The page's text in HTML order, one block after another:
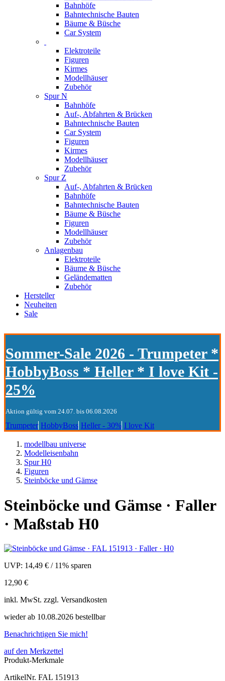
Bahnhöfe
Bahntechnische Bauten
Bäume & Büsche
Car System
Elektroteile
Figuren
Kirmes
Modellhäuser
Zubehör
Spur N
Bahnhöfe
Auf-, Abfahrten & Brücken
Bahntechnische Bauten
Car System
Figuren
Kirmes
Modellhäuser
Zubehör
Spur Z
Auf-, Abfahrten & Brücken
Bahnhöfe
Bahntechnische Bauten
Bäume & Büsche
Figuren
Modellhäuser
Zubehör
Anlagenbau
Elektroteile
Bäume & Büsche
Geländematten
Zubehör
Hersteller
Neuheiten
Sale
Sommer-Sale 2026 - Trumpeter *
HobbyBoss * Heller * I love Kit -
25%
Aktion gültig vom 24.07. bis 06.08.2026
Trumpeter HobbyBoss Heller - 30% I love Kit
modellbau universe
Modelleisenbahn
Spur H0
Figuren
Steinböcke und Gämse
Steinböcke und Gämse · Faller
· Maßstab H0
UVP: 14,49 € / 11% sparen
12,90 €
inkl. MwSt. zzgl. Versandkosten
wieder ab 10.08.2026 bestellbar
Benachrichtigen Sie mich!
auf den Merkzettel
Produkt-Merkmale
ArtikelNr. FAL 151913